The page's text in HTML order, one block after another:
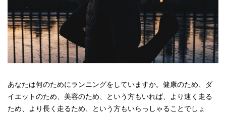
あなたは何のためにランニングをしていますか。健康のため、ダ
イエットのため、美容のため、という方もいれば、より速く走る
ため、より長く走るため、という方もいらっしゃることでしょ